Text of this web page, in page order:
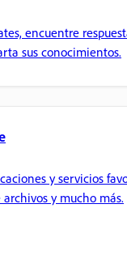
encuentre
sus conocimientos.
y servicios
y mucho más.